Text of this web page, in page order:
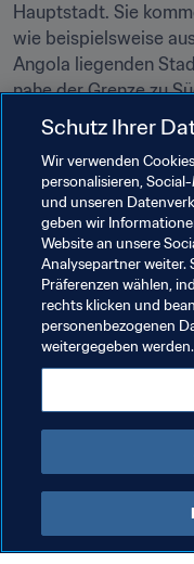
Hauptstadt. Sie
wie beispielsweise
Angola liegenden
nahe der Grenze zu
Namibia richtete die
2014 aus, bei der
Sambia gelang, der
gab. Die Super
"Es ist die
Frauensportliga des
steigen."
Verwandte
Namibia CAF
Schutz Ihrer
Wir verwenden
personalisieren,
und unseren
geben wir
Website an unsere
Analysepartner weiter.
Präferenzen wählen,
rechts klicken und
personenbezogenen
weitergegeben werden.